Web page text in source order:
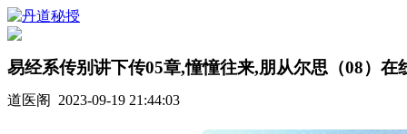
易经系传别讲下传05章,憧憧往来,朋从尔思（08）在
道医阁 2023-09-19 21:44:03